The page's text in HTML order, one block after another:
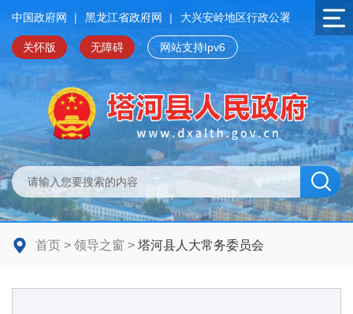
中国政府网 | 黑龙江省政府网 | 大兴安岭地区行政公署
关怀版 无障碍 网站支持Ipv6
首页 > 领导之窗 > 塔河县人大常务委员会